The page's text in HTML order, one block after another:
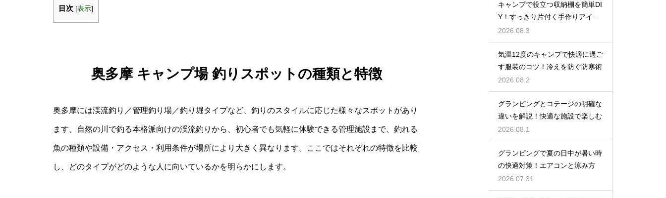
目次 [表示]
奥多摩 キャンプ場 釣りスポットの種類と特徴
奥多摩には渓流釣り／管理釣り場／釣り堀タイプなど、釣りのスタイルに応じた様々なスポットがあり
ます。自然の川で釣る本格派向けの渓流釣りから、初心者でも気軽に体験できる管理施設まで、釣れる
魚の種類や設備・アクセス・利用条件が場所により大きく異なります。ここではそれぞれの特徴を比較
し、どのタイプがどのような人に向いているかを明らかにします。
キャンプで役立つ収納棚を簡単DI
Y！すっきり片付く手作りアイデ
ア
2026.08.3
気温12度のキャンプで快適に過ご
す服装のコツ！冷えを防ぐ防寒術
2026.08.2
グランピングとコテージの明確な
違いを解説！快適な施設で楽しむ
2026.08.1
グランピングで夏の日中が暑い時
の快適対策！エアコンと涼み方
2026.07.31